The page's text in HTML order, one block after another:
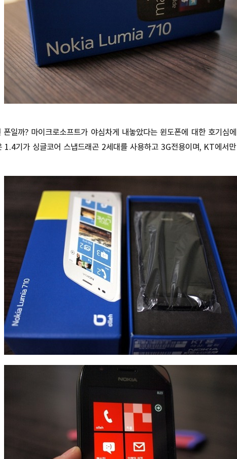
폰일까? 마이크로소프트가 야심차게 내놓았다는 윈도폰에 대한 호기심
1.4기가 싱글코어 스냅드래곤 2세대를 사용하고 3G전용이며, KT에서